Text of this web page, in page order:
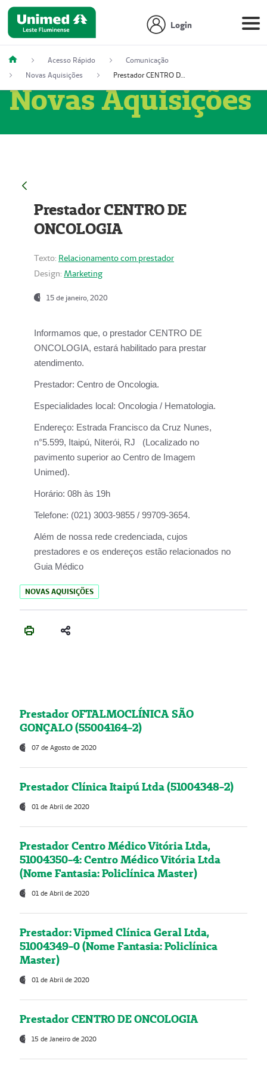
Login
Acesso Rápido
Comunicação
Novas Aquisições
Prestador CENTRO DE ONCOLOGIA
Novas Aquisições
Prestador CENTRO DE
ONCOLOGIA
Texto: Relacionamento com prestador
Design: Marketing
15 de janeiro, 2020
Informamos que, o prestador CENTRO DE
ONCOLOGIA, estará habilitado para prestar
atendimento.
Prestador: Centro de Oncologia.
Especialidades local: Oncologia / Hematologia.
Endereço: Estrada Francisco da Cruz Nunes,
n°5.599, Itaipú, Niterói, RJ (Localizado no
pavimento superior ao Centro de Imagem
Unimed).
Horário: 08h às 19h
Telefone: (021) 3003-9855 / 99709-3654.
Além de nossa rede credenciada, cujos
prestadores e os endereços estão relacionados no
Guia Médico
NOVAS AQUISIÇÕES
Prestador OFTALMOCLÍNICA SÃO
GONÇALO (55004164-2)
07 de Agosto de 2020
Prestador Clínica Itaipú Ltda (51004348-2)
01 de Abril de 2020
Prestador Centro Médico Vitória Ltda,
51004350-4: Centro Médico Vitória Ltda
(Nome Fantasia: Policlínica Master)
01 de Abril de 2020
Prestador: Vipmed Clínica Geral Ltda,
51004349-0 (Nome Fantasia: Policlínica
Master)
01 de Abril de 2020
Prestador CENTRO DE ONCOLOGIA
15 de Janeiro de 2020